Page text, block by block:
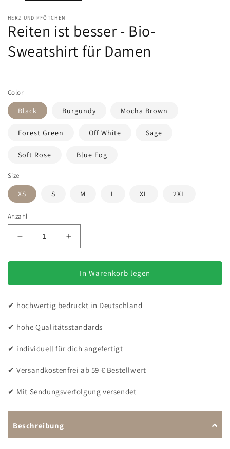
HERZ UND PFÖTCHEN
Reiten ist besser - Bio-
Sweatshirt für Damen
Color
Black Burgundy Mocha Brown
Forest Green Off White Sage
Soft Rose Blue Fog
Size
XS S M L XL 2XL
Anzahl
Verringere
die
Menge
Reiten
besser
Bio-
für
Erhöhe
die
Menge
Reiten
besser
Bio-
für
In Warenkorb legen
✔ hochwertig bedruckt in Deutschland
✔ hohe Qualitätsstandards
✔ individuell für dich angefertigt
✔ Versandkostenfrei ab 59 € Bestellwert
✔ Mit Sendungsverfolgung versendet
Beschreibung